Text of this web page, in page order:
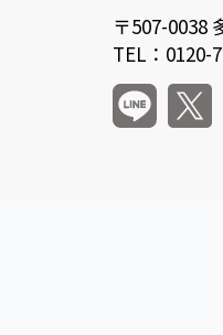
〒507-0038
TEL：0120-